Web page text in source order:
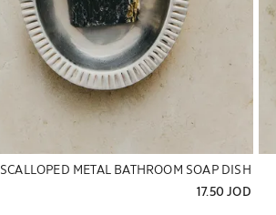
SCALLOPED METAL BATHROOM SOAP DISH
17.50 JOD